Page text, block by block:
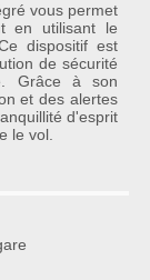
vous permet
en utilisant le
dispositif est
de sécurité
Grâce à son
et des alertes
d'esprit
le vol.